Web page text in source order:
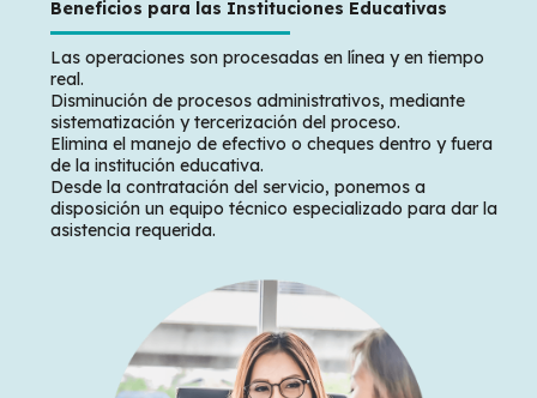
Beneficios para las Instituciones Educativas
Las operaciones son procesadas en línea y en tiempo
real.
Disminución de procesos administrativos, mediante
sistematización y tercerización del proceso.
Elimina el manejo de efectivo o cheques dentro y fuera
de la institución educativa.
Desde la contratación del servicio, ponemos a
disposición un equipo técnico especializado para dar la
asistencia requerida.